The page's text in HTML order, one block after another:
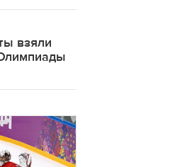
взяли